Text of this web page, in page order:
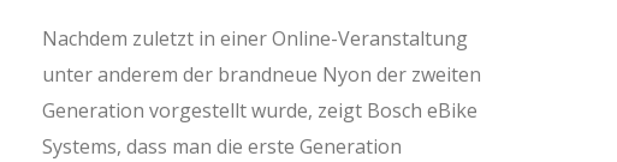
Nachdem zuletzt in einer Online-Veranstaltung
unter anderem der brandneue Nyon der zweiten
Generation vorgestellt wurde, zeigt Bosch eBike
Systems, dass man die erste Generation